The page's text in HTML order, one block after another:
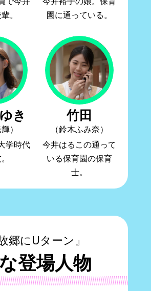
。
園に通っている。
き
）
学時代
竹田
（鈴木ふみ奈）
今井はるこの通って
いる保育園の保育
士。
故郷にUターン』
登場人物